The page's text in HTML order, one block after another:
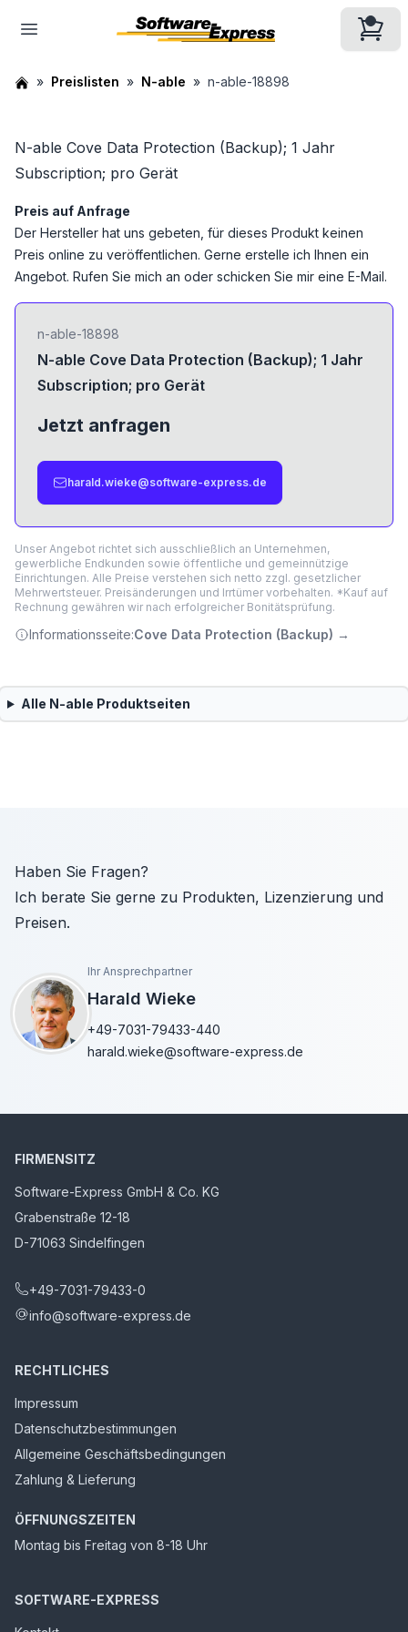
Preislisten N-able n-able-18898
N-able Cove Data Protection (Backup); 1 Jahr
Subscription; pro Gerät
Preis auf Anfrage
Der Hersteller hat uns gebeten, für dieses Produkt keinen
Preis online zu veröffentlichen. Gerne erstelle ich Ihnen ein
Angebot. Rufen Sie mich an oder schicken Sie mir eine E-Mail.
n-able-18898
N-able Cove Data Protection (Backup); 1 Jahr
Subscription; pro Gerät
Jetzt anfragen
harald.wieke@software-express.de
Unser Angebot richtet sich ausschließlich an Unternehmen,
gewerbliche Endkunden sowie öffentliche und gemeinnützige
Einrichtungen. Alle Preise verstehen sich netto zzgl. gesetzlicher
Mehrwertsteuer. Preisänderungen und Irrtümer vorbehalten. *Kauf auf
Rechnung gewähren wir nach erfolgreicher Bonitätsprüfung.
Informationsseite:Cove Data Protection (Backup) →
Alle N-able Produktseiten
Haben Sie Fragen?
Ich berate Sie gerne zu Produkten, Lizenzierung und
Preisen.
Ihr Ansprechpartner
Harald Wieke
+49-7031-79433-440
harald.wieke@software-express.de
FIRMENSITZ
Software-Express GmbH & Co. KG
Grabenstraße 12-18
D-71063 Sindelfingen
+49-7031-79433-0
info@software-express.de
RECHTLICHES
Impressum
Datenschutzbestimmungen
Allgemeine Geschäftsbedingungen
Zahlung & Lieferung
ÖFFNUNGSZEITEN
Montag bis Freitag von 8-18 Uhr
SOFTWARE-EXPRESS